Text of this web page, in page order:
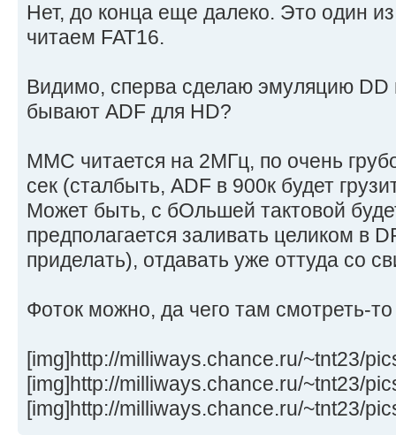
Нет, до конца еще далеко. Это один
читаем FAT16.
Видимо, сперва сделаю эмуляцию DD
бывают ADF для HD?
MMC читается на 2МГц, по очень
сек (сталбыть, ADF в 900к будет
Может быть, с бОльшей тактовой
предполагается заливать целиком в
приделать), отдавать уже оттуда со
Фоток можно, да чего там смотреть-
[img]http://milliways.chance.ru/~tnt23/
[img]http://milliways.chance.ru/~tnt23/
[img]http://milliways.chance.ru/~tnt23/